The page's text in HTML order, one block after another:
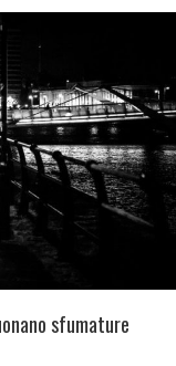
sfumature